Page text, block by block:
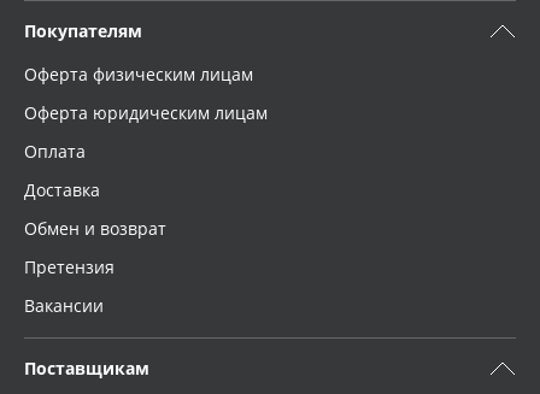
Покупателям
Оферта физическим лицам
Оферта юридическим лицам
Оплата
Доставка
Обмен и возврат
Претензия
Вакансии
Поставщикам